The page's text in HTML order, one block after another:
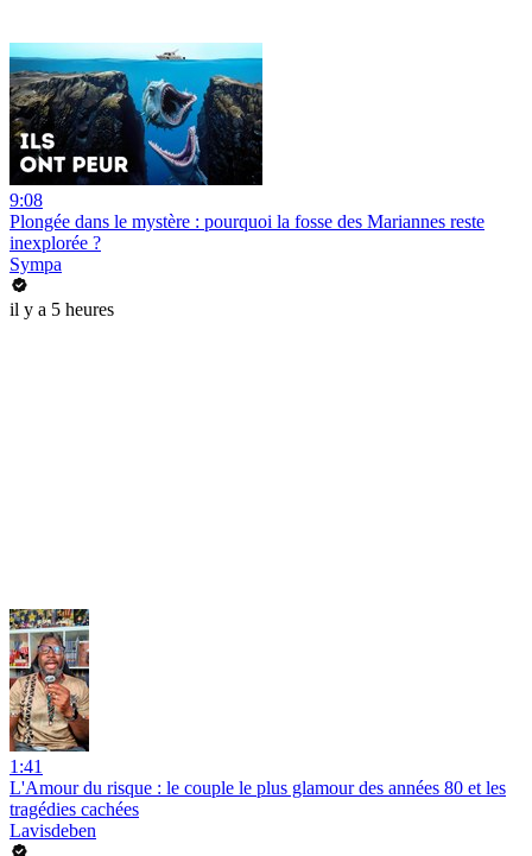
9:08
Plongée dans le mystère : pourquoi la fosse des Mariannes reste
inexplorée ?
Sympa
il y a 5 heures
1:41
L'Amour du risque : le couple le plus glamour des années 80 et les
tragédies cachées
Lavisdeben